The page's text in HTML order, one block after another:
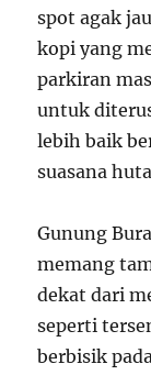
spot agak
kopi yang
parkiran
untuk
lebih baik
suasana
Gunung
memang
dekat dari
seperti
berbisik